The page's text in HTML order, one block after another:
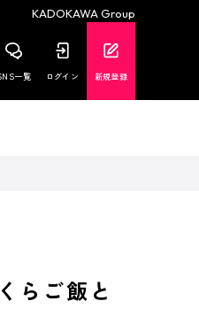
KADOKAWA Group
一覧 ログイン 新規登録
らご飯と